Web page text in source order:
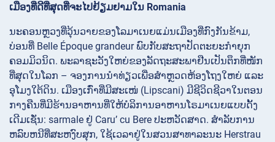
ເມືອງທີ່ດີທີ່ສຸດທີ່ຈະໄປຢ້ຽມຢາມໃນ Romania
ນະຄອນຫຼວງທີ່ວຸ້ນວາຍຂອງໂລມາເນຍແມ່ນເມືອງທີ່ກົງກັນຂ້າມ,
ບ່ອນທີ່ Belle Époque grandeur ພົບກັບສະຖາປັດຕະຍະກໍາຍຸກ
ຄອມມິວນິດ. ພະລາຊະວັງໃຫຍ່ຂອງລັດຖະສະພາຢືນເປັນຕຶກທີ່ໜັກ
ທີ່ສຸດໃນໂລກ – ຈອງການນຳທ່ຽວເພື່ອສຳຫຼວດຫ້ອງໂຖງໃຫຍ່ ແລະ
ອຸໂມງໃຕ້ດິນ. ເມືອງເກົ່າທີ່ມີສະເໜ່ (Lipscani) ມີຊີວິດຊີວາໃນຕອນ
ກາງຄືນທີ່ມີຮ້ານອາຫານທີ່ໃຫ້ບໍລິການອາຫານໂຣມາເນຍແບບດັ້ງ
ເດີມເຊັ່ນ: sarmale ຢູ່ Caru’ cu Bere ປະຫວັດສາດ. ສໍາລັບການ
ຫລົບຫນີທີ່ສະຫງົບສຸກ, ໃຊ້ເວລາຢູ່ໃນສວນສາທາລະນະ Herstrau